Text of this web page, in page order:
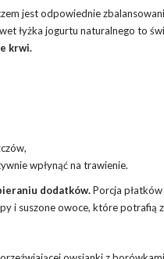
jest odpowiednie
łyżka jogurtu naturalnego to
krwi.
wpłynąć na trawienie.
dodatków.Porcja
i suszone owoce, które potrafią